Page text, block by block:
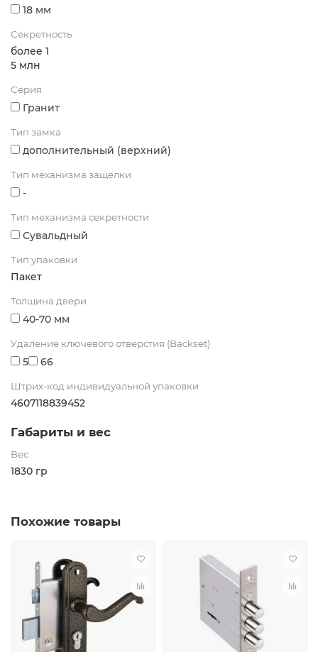
18 мм
Секретность
более 1
5 млн
Серия
Гранит
Тип замка
дополнительный (верхний)
Тип механизма защелки
-
Тип механизма секретности
Сувальдный
Тип упаковки
Пакет
Толщина двери
40-70 мм
Удаление ключевого отверстия (Backset)
5 66
Штрих-код индивидуальной упаковки
4607118839452
Габариты и вес
Вес
1830 гр
Похожие товары